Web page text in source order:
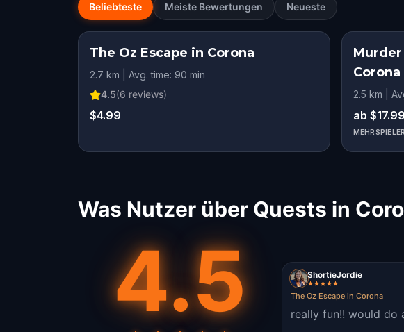
Beliebteste Meiste Bewertungen Neueste
The Oz Escape in Corona
2.7 km | Avg. time: 90 min
4.5(6 reviews)
$4.99
Corona
2.5 km |
ab $17.99
MEHRSPIELER
Was Nutzer über Quests in
4.5 ShortieJordie
The Oz Escape in Corona
really fun!! would do